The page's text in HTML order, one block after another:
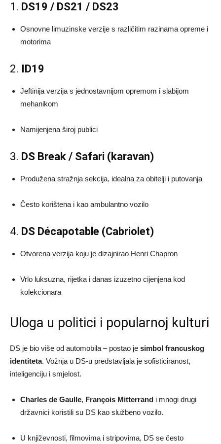
1. DS19 / DS21 / DS23
Osnovne limuzinske verzije s različitim razinama opreme i
motorima
2. ID19
Jeftinija verzija s jednostavnijom opremom i slabijom
mehanikom
Namijenjena široj publici
3. DS Break / Safari (karavan)
Produžena stražnja sekcija, idealna za obitelji i putovanja
Često korištena i kao ambulantno vozilo
4. DS Décapotable (Cabriolet)
Otvorena verzija koju je dizajnirao Henri Chapron
Vrlo luksuzna, rijetka i danas izuzetno cijenjena kod
kolekcionara
Uloga u politici i popularnoj kulturi
DS je bio više od automobila – postao je simbol francuskog
identiteta. Vožnja u DS-u predstavljala je sofisticiranost,
inteligenciju i smjelost.
Charles de Gaulle, François Mitterrand i mnogi drugi
državnici koristili su DS kao službeno vozilo.
U književnosti, filmovima i stripovima, DS se često